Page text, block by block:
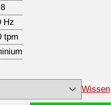
8
Hz
tpm
Wissen